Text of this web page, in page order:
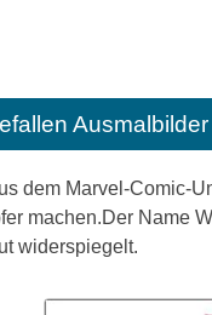
dem Marvel-Comic-
machen.Der Name
widerspiegelt.